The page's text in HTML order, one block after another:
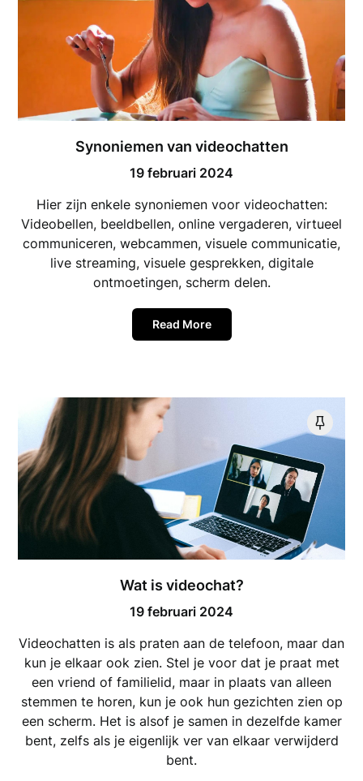
Synoniemen van videochatten
19 februari 2024
Hier zijn enkele synoniemen voor videochatten:
Videobellen, beeldbellen, online vergaderen, virtueel
communiceren, webcammen, visuele communicatie,
live streaming, visuele gesprekken, digitale
ontmoetingen, scherm delen.
Read More
Wat is videochat?
19 februari 2024
Videochatten is als praten aan de telefoon, maar dan
kun je elkaar ook zien. Stel je voor dat je praat met
een vriend of familielid, maar in plaats van alleen
stemmen te horen, kun je ook hun gezichten zien op
een scherm. Het is alsof je samen in dezelfde kamer
bent, zelfs als je eigenlijk ver van elkaar verwijderd
bent.